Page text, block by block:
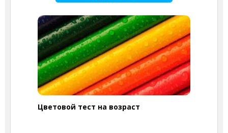
Цветовой тест на возраст